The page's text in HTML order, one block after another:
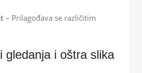
– Prilagođava se različitim
gledanja i oštra slika